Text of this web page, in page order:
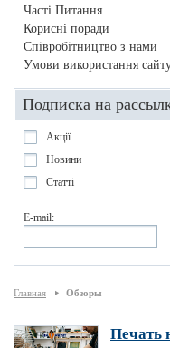
Главная Обзоры
Печать
Часті Питання
Корисні поради
Співробітництво з нами
Умови використання
Подписка на
Акції
Новини
Статті
E-mail: